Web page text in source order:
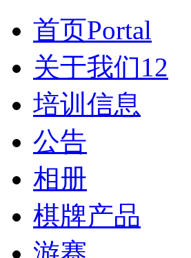
首页Portal
关于我们12
培训信息
公告
相册
棋牌产品